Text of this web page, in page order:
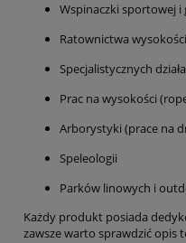
Wspinaczki sportowej i
Ratownictwa
Specjalistycznych
Prac na wysokości
Arborystyki (prace na
Speleologii
Parków linowych i
Każdy produkt posiada
zawsze warto sprawdzić opis